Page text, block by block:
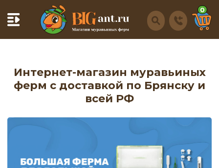
0
Интернет-магазин муравьиных
ферм с доставкой по Брянску и
всей РФ